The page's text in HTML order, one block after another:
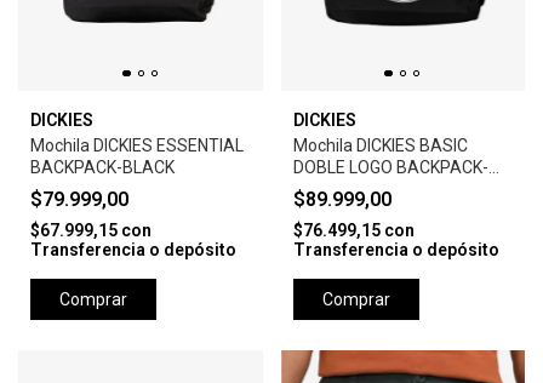
DICKIES
Mochila DICKIES ESSENTIAL
BACKPACK-BLACK
$79.999,00
$67.999,15 con
Transferencia o depósito
Comprar
DICKIES
Mochila DICKIES BASIC
DOBLE LOGO BACKPACK-
BLACK
$89.999,00
$76.499,15 con
Transferencia o depósito
Comprar